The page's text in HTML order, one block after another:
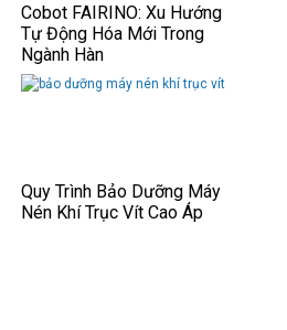
Cobot FAIRINO: Xu Hướng
Tự Động Hóa Mới Trong
Ngành Hàn
Quy Trình Bảo Dưỡng Máy
Nén Khí Trục Vít Cao Áp